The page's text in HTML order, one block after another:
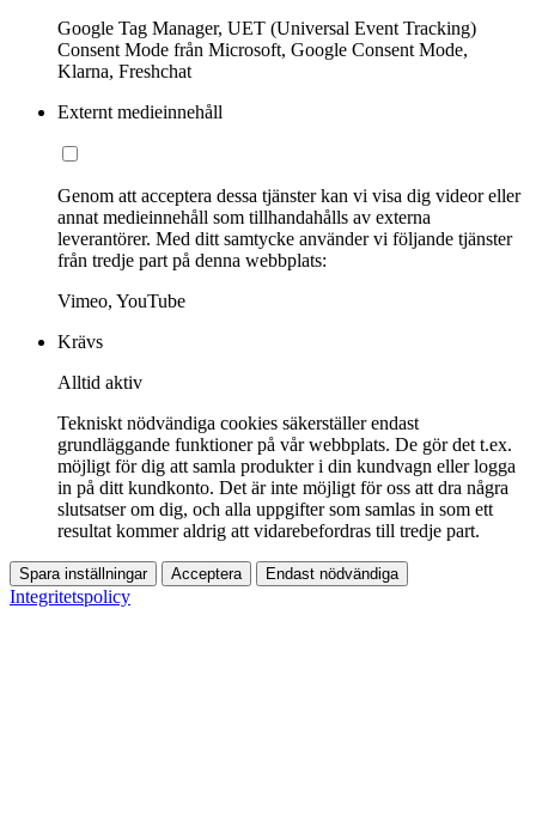
Google Tag Manager, UET (Universal Event Tracking)
Consent Mode från Microsoft, Google Consent Mode,
Klarna, Freshchat
Externt medieinnehåll
Genom att acceptera dessa tjänster kan vi visa dig videor eller
annat medieinnehåll som tillhandahålls av externa
leverantörer. Med ditt samtycke använder vi följande tjänster
från tredje part på denna webbplats:
Vimeo, YouTube
Krävs
Alltid aktiv
Tekniskt nödvändiga cookies säkerställer endast
grundläggande funktioner på vår webbplats. De gör det t.ex.
möjligt för dig att samla produkter i din kundvagn eller logga
in på ditt kundkonto. Det är inte möjligt för oss att dra några
slutsatser om dig, och alla uppgifter som samlas in som ett
resultat kommer aldrig att vidarebefordras till tredje part.
Spara inställningar Acceptera Endast nödvändiga
Integritetspolicy